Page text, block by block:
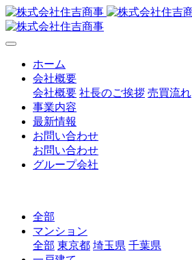
ホーム
会社概要
会社概要 社長のご挨拶 売買流れ
事業内容
最新情報
お問い合わせ
お問い合わせ
グループ会社
全部
マンション
全部 東京都 埼玉県 千葉県